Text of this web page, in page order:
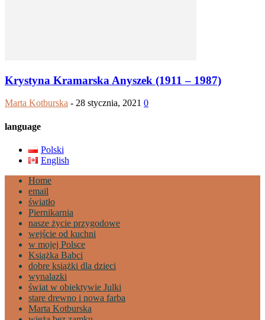
Krystyna Kramarska Anyszek (1911 – 1987)
Marta Kotburska - 28 stycznia, 2021 0
language
Polski
English
Home
email
światło
Piernikarnia
nasze życie przygodowe
wejście od kuchni
w mojej Polsce
Książka Babci
dobre książki dla dzieci
wynalazki
świat w obiektywie Julki
stare drewno i nowa farba
Marta Kotburska